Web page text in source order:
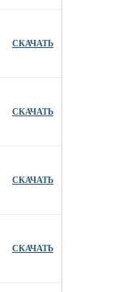
СКАЧАТЬ
СКАЧАТЬ
СКАЧАТЬ
СКАЧАТЬ